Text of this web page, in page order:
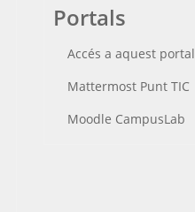
Portals
Accés a aquest portal
Mattermost Punt TIC
Moodle CampusLab